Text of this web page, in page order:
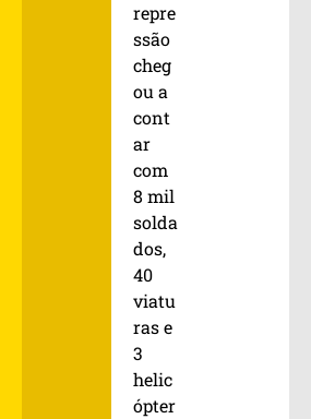
repre
ssão
cheg
ou a
cont
ar
com
8 mil
solda
dos,
40
viatu
ras e
3
helic
ópter